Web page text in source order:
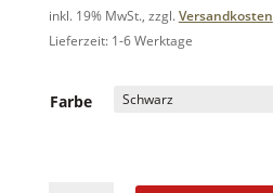
inkl. 19% MwSt., zzgl.Versandkosten
Lieferzeit: 1-6 Werktage
Farbe